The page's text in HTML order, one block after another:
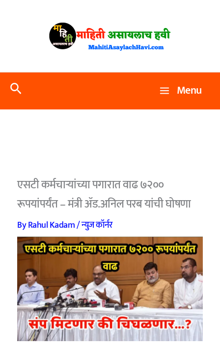
Search Menu
एसटी कर्मचार्‍यांच्या पगारात वाढ ७२००
रूपयांपर्यंत – मंत्री ॲड.अनिल परब यांची घोषणा
ByRahul Kadam/न्युज कॉर्नर